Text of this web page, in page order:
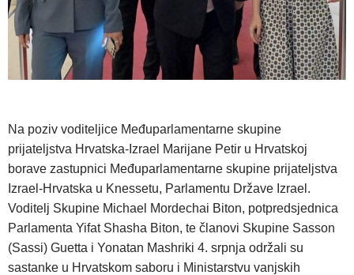
Na poziv voditeljice Međuparlamentarne skupine
prijateljstva Hrvatska-Izrael Marijane Petir u Hrvatskoj
borave zastupnici Međuparlamentarne skupine prijateljstva
Izrael-Hrvatska u Knessetu, Parlamentu Države Izrael.
Voditelj Skupine Michael Mordechai Biton, potpredsjednica
Parlamenta Yifat Shasha Biton, te članovi Skupine Sasson
(Sassi) Guetta i Yonatan Mashriki 4. srpnja održali su
sastanke u Hrvatskom saboru i Ministarstvu vanjskih